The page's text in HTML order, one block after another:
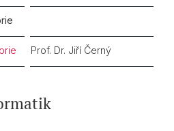
Prof. Dr. Jiří Černý